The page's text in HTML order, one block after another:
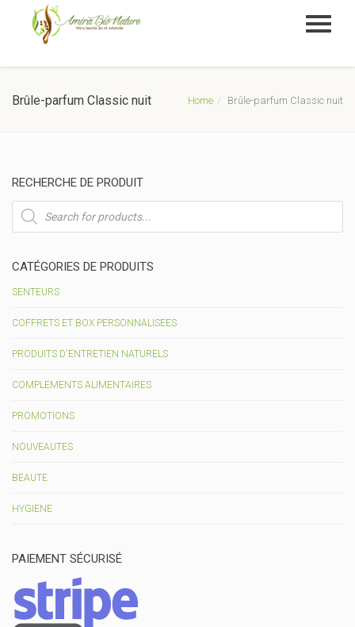
Brûle-parfum Classic nuit Home Brûle-parfum Classic nuit
RECHERCHE DE PRODUIT
Recherche
de
produits
CATÉGORIES DE PRODUITS
SENTEURS
COFFRETS ET BOX PERSONNALISEES
PRODUITS D'ENTRETIEN NATURELS
COMPLEMENTS ALIMENTAIRES
PROMOTIONS
NOUVEAUTES
BEAUTE
HYGIENE
PAIEMENT SÉCURISÉ